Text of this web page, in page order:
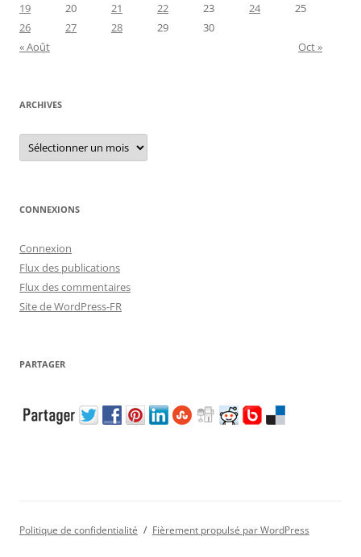
19
20 21 22 23 24
25
26
27 28 29
30
« Août
Oct »
ARCHIVES
Archives
CONNEXIONS
Connexion
Flux des publications
Flux des commentaires
Site de WordPress-FR
PARTAGER
Politique de confidentialité Fièrement propulsé par WordPress